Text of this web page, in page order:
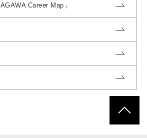
Career Map」